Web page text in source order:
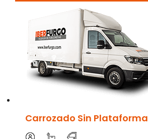
Carrozado Sin Plataforma